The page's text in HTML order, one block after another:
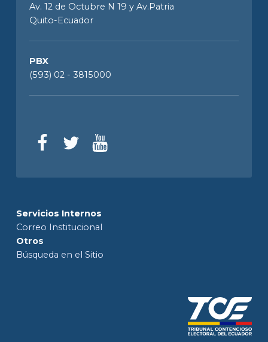
Av. 12 de Octubre N 19 y Av.Patria
Quito-Ecuador
PBX
(593) 02 - 3815000
Servicios Internos
Correo Institucional
Otros
Búsqueda en el Sitio